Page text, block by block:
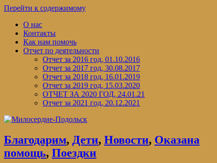
Перейти к содержимому
О нас
Контакты
Как нам помочь
Отчет по деятельности
Отчет за 2016 год, 01.10.2016
Отчет за 2017 год, 30.08.2017
Отчет за 2018 год, 16.01.2019
Отчет за 2019 год, 15.03.2020
ОТЧЕТ ЗА 2020 ГОД, 24.01.21
Отчет за 2021 год, 20.12.2021
Благодарим, Дети, Новости, Оказана
помощь, Поездки